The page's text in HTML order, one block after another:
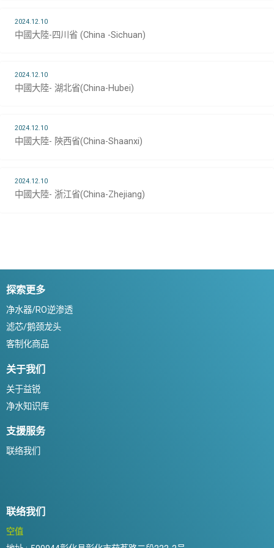
2024.12.10
中國大陸-四川省 (China -Sichuan)
2024.12.10
中國大陸- 湖北省(China-Hubei)
2024.12.10
中國大陸- 陝西省(China-Shaanxi)
2024.12.10
中國大陸- 浙江省(China-Zhejiang)
探索更多
净水器/RO逆渗透
滤芯/鹅颈龙头
客制化商品
关于我们
关于益锐
净水知识库
支援服务
联络我们
联络我们
空值